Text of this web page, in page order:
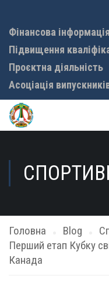
Фінансова інформація
Підвищення
Проєктна діяльність
Асоціація
Головна Blog
Перший етап Кубку
Канада